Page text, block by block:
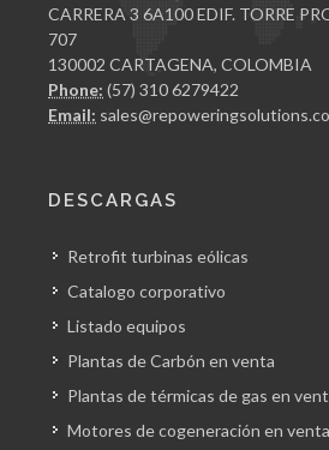
CARRERA 3 6A100 EDIF. TORRE
707
130002 CARTAGENA, COLOMBIA
Phone: (57) 310 6279422
Email:
DESCARGAS
Retrofit turbinas eólicas
Catalogo corporativo
Listado equipos
Plantas de Carbón en venta
Plantas de térmicas de gas en
Motores de cogeneración en venta